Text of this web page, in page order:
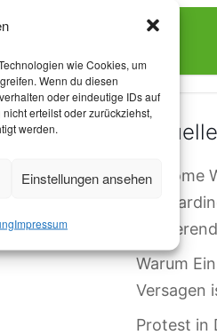
wie Cookies, um
Wenn du diesen
oder eindeutige IDs auf
erteilst oder zurückziehst,
werden.
Einstellungen ansehen
Impressum
Welcome
Warum
Versagen
Protest in